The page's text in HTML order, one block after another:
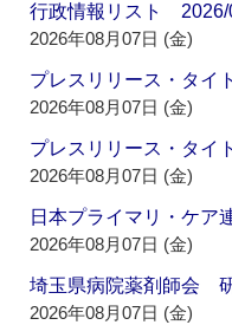
行政情報リスト 2026/
2026年08月07日 (金)
プレスリリース・タ
2026年08月07日 (金)
プレスリリース・タ
2026年08月07日 (金)
日本プライマリ・ケ
2026年08月07日 (金)
埼玉県病院薬剤師会
2026年08月07日 (金)